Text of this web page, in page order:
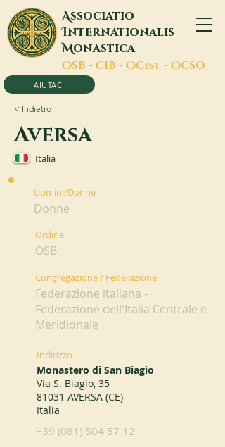
Associatio
Internationalis
Monastica
OSB - CIB - OCist - OCSO
AIUTACI
< Indietro
Aversa
Italia
Uomini/Donne
Donne
Ordine
OSB
Congregazione / Federazione
Federazione italiana -
Federazione dell'Italia Centrale e
Meridionale
Indirizzo
Monastero di San Biagio
Via S. Biagio, 35
81031 AVERSA (CE)
Italia
+39 (081) 504 57 12